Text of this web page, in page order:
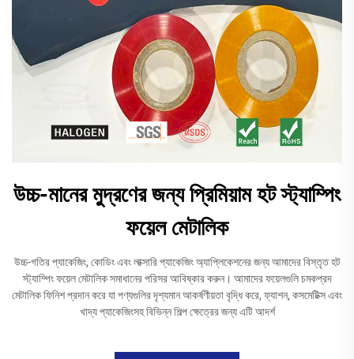
উচ্চ-মানের মুদ্রণের জন্য প্রিমিয়াম হট স্ট্যাম্পিং
ফয়েল মেটালিক
উচ্চ-গতির প্যাকেজিং, কোডিং এবং লাক্সারি প্যাকেজিং অ্যাপ্লিকেশনের জন্য আমাদের বিস্তৃত হট
স্ট্যাম্পিং ফয়েল মেটালিক সমাধানের পরিসর আবিষ্কার করুন। আমাদের ফয়েলগুলি চমকপ্রদ
মেটালিক ফিনিশ প্রদান করে যা পণ্যগুলির দৃশ্যমান আকর্ষণীয়তা বৃদ্ধি করে, ফ্যাশন, কসমেটিক্স এবং
খাদ্য প্যাকেজিংসহ বিভিন্ন শিল্প ক্ষেত্রের জন্য এটি আদর্শ